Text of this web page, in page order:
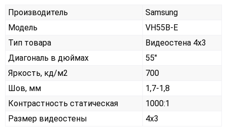
Производитель
Samsung
Модель
VH55B-E
Тип товара
Видеостена 4х3
Диагональ в дюймах
55"
Яркость, кд/м2
700
Шов, мм
1,7-1,8
Контрастность статическая
1000:1
Размер видеостены
4x3